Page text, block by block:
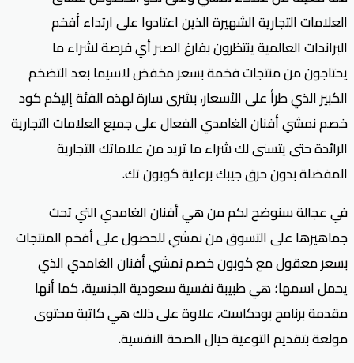
العلامات التجارية الشهيرة الذين اعتادوا على ارتداء أفخم
البراندات العالمية ينتظرون بفارغ الصبر أي فرصة لشراء ما
يحتاجون من منتجات فخمة بسعر مخفض لاسيما بعد التضخم
الكبير الذي طرأ على الأسعار، بشرى سارة لهذه الفئة إليكم كود
خصم نمشي أفنان الغامدي الفعال على جميع العلامات التجارية
الرائدة حتى يتسنى لك شراء ما تريد من علاماتك التجارية
المفضلة بدون حرق جيبك برعاية كوبون تك.
في عجالة سنوضح لكم من هي أفنان الغامدي التي تحث
جماهيرها على التسوق من نمشي للحصول على أفخم المنتجات
بسعر معقول مع كوبون خصم نمشي أفنان الغامدي الذي
يحمل اسمها؛ هي طبيبة نفسية سعودية الجنسية، كما أنها
مقدمة برنامج بودكاست، علاوة على ذلك هي كاتبة محتوى
مولعة بتقديم التوعية حيال الصحة النفسية.